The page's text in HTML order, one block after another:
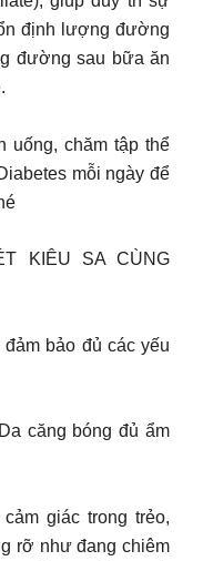
định lượng đường
đường sau bữa ăn
uống, chăm tập thể
mỗi ngày để
KIÊU SA CÙNG
bảo đủ các yếu
căng bóng đủ ẩm
giác trong trẻo,
rỡ như đang chiêm